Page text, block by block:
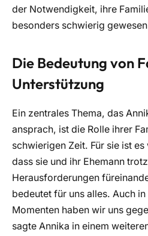
der Notwendigkeit, ihre
besonders schwierig
Die Bedeutung von
Unterstützung
Ein zentrales Thema, das
ansprach, ist die Rolle ihrer
schwierigen Zeit. Für sie ist
dass sie und ihr Ehemann
Herausforderungen
bedeutet für uns alles. Auch
Momenten haben wir uns
sagte Annika in einem